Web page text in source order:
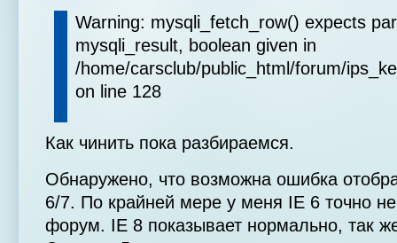
Warning: mysqli_fetch_row() expects
mysqli_result, boolean given in
/home/carsclub/public_html/forum/
on line 128
Как чинить пока разбираемся.
Обнаружено, что возможна ошибка
6/7. По крайней мере у меня IE 6 точно не
форум. IE 8 показывает нормально, так